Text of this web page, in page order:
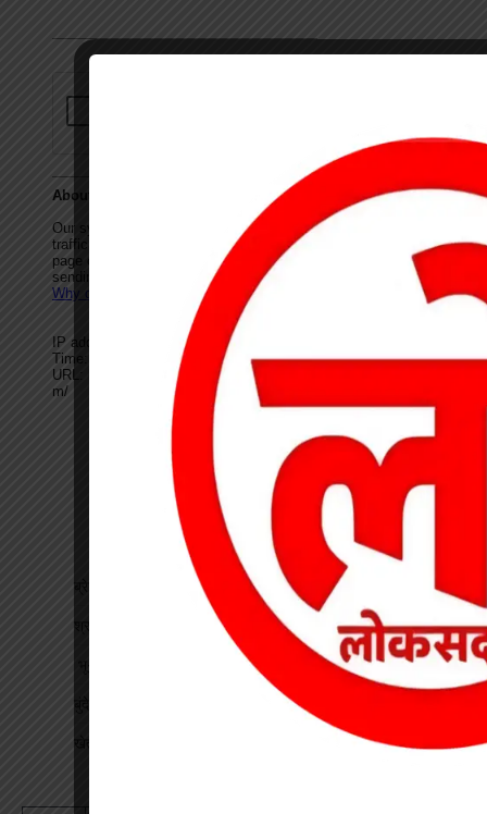
ब्रेकिंग : खेत में विवाद के बाद महिला की संदिग्ध मौत, पति फरार
श्रद्धा पेट्रोल पंप तिवारता में पुलिस का छापा गड़बड़ी की आशंका
भू-प्रभावित युवाओं को रोजगार देने की मांग, महाप्रबंधक को सौंपा ज्ञापन
बुंदेली-सुतर्रा मार्ग की बदहाली पर चक्काजाम, चार घंटे थमे वाहनों के पहिए